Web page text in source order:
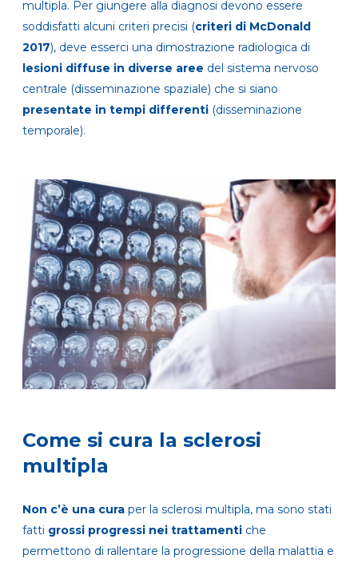
multipla. Per giungere alla diagnosi devono essere
soddisfatti alcuni criteri precisi (criteri di McDonald
2017), deve esserci una dimostrazione radiologica di
lesioni diffuse in diverse aree del sistema nervoso
centrale (disseminazione spaziale) che si siano
presentate in tempi differenti (disseminazione
temporale).
Come si cura la sclerosi
multipla
Non c’è una cura per la sclerosi multipla, ma sono stati
fatti grossi progressi nei trattamenti che
permettono di rallentare la progressione della malattia e